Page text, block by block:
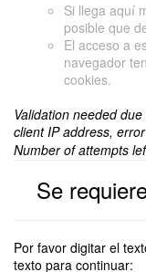
Si llega aquí
posible que
El acceso a
navegador
cookies.
Validation needed
client IP address,
Number of attempts
Se
Por favor digitar el
texto para continuar: